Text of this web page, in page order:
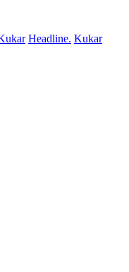
Headline. Kukar